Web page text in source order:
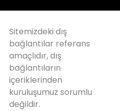
Sitemizdeki dış
bağlantılar referans
amaçlıdır, dış
bağlantıların
içeriklerinden
kuruluşumuz sorumlu
değildir.